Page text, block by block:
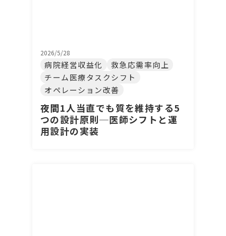
2026/5/28
病院経営収益化
救急応需率向上
チーム医療タスクシフト
オペレーション改善
夜間1人当直でも質を維持する5
つの設計原則─医師シフトと運
用設計の実装